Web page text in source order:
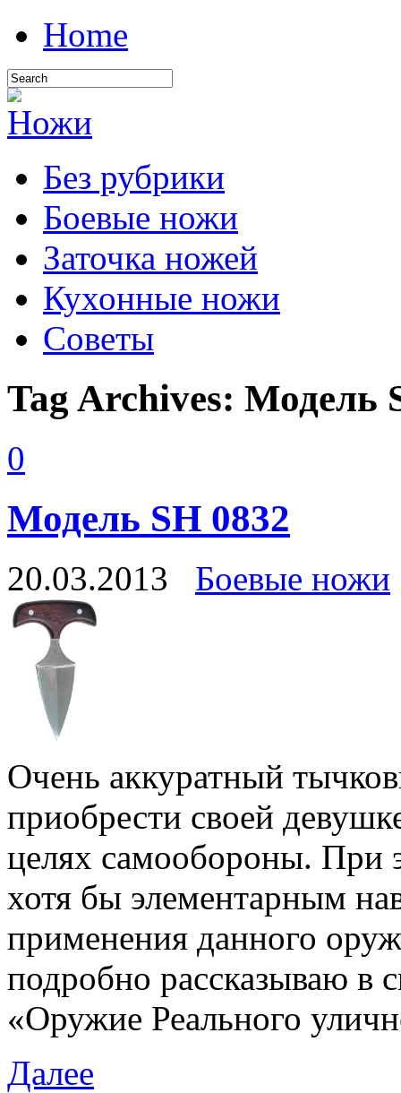
Home
Без рубрики
Боевые ножи
Заточка ножей
Кухонные ножи
Советы
Tag Archives: Модель
0
Модель SH 0832
20.03.2013 Боевые ножи
Очень аккуратный
приобрести своей
целях самообороны. При
хотя бы элементарным
применения данного
подробно рассказываю в
«Оружие Реального
Далее